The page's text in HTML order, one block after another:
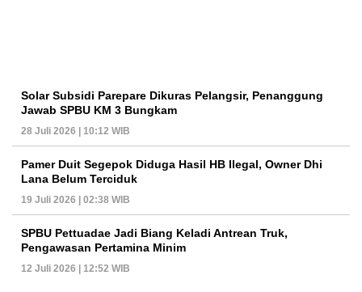
Solar Subsidi Parepare Dikuras Pelangsir, Penanggung
Jawab SPBU KM 3 Bungkam
28 Juli 2026 | 10:12 WIB
Pamer Duit Segepok Diduga Hasil HB Ilegal, Owner Dhi
Lana Belum Terciduk
19 Juli 2026 | 02:38 WIB
SPBU Pettuadae Jadi Biang Keladi Antrean Truk,
Pengawasan Pertamina Minim
12 Juli 2026 | 12:52 WIB